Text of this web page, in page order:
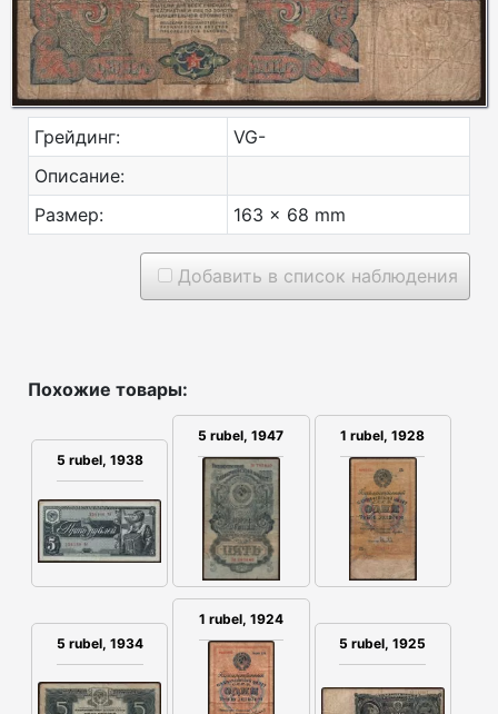
Грейдинг:
VG-
Описание:
Размер:
163 x 68 mm
Добавить в список наблюдения
Похожие товары:
5 rubel, 1938
5 rubel, 1947 1 rubel, 1928
5 rubel, 1934
1 rubel, 1924
5 rubel, 1925